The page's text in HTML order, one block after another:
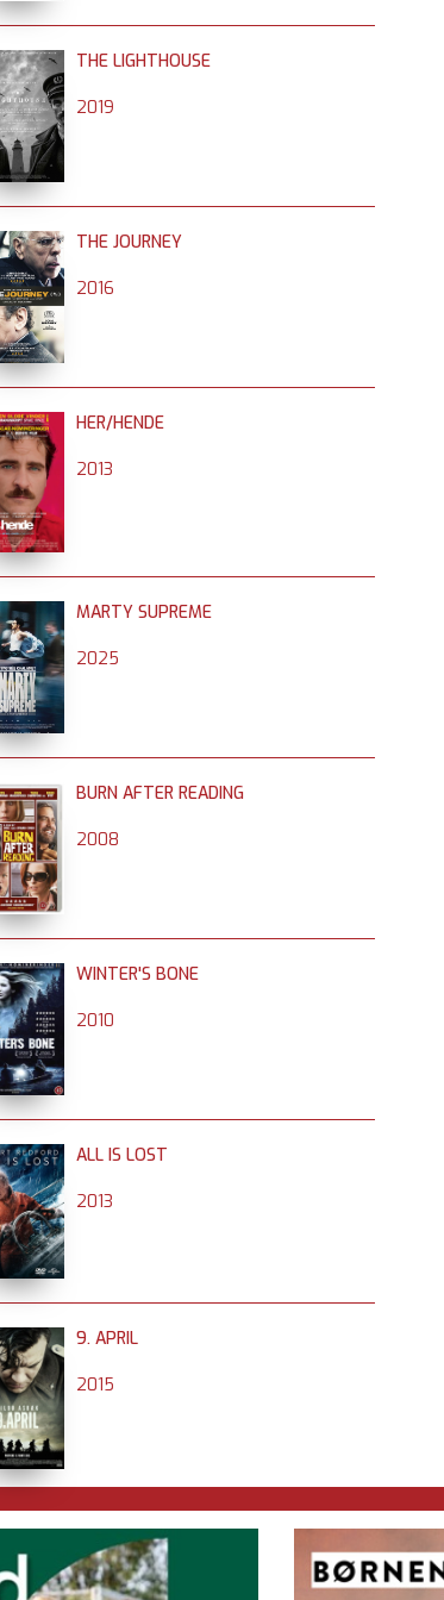
THE LIGHTHOUSE
2019
THE JOURNEY
2016
HER/HENDE
2013
MARTY SUPREME
2025
BURN AFTER READING
2008
WINTER'S BONE
2010
ALL IS LOST
2013
9. APRIL
2015